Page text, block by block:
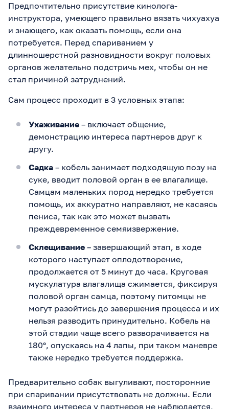
Предпочтительно присутствие кинолога-
инструктора, умеющего правильно вязать чихуахуа
и знающего, как оказать помощь, если она
потребуется. Перед спариванием у
длинношерстной разновидности вокруг половых
органов желательно подстричь мех, чтобы он не
стал причиной затруднений.
Сам процесс проходит в 3 условных этапа:
Ухаживание – включает общение,
демонстрацию интереса партнеров друг к
другу.
Садка – кобель занимает подходящую позу на
суке, вводит половой орган в ее влагалище.
Самцам маленьких пород нередко требуется
помощь, их аккуратно направляют, не касаясь
пениса, так как это может вызвать
преждевременное семяизвержение.
Склещивание – завершающий этап, в ходе
которого наступает оплодотворение,
продолжается от 5 минут до часа. Круговая
мускулатура влагалища сжимается, фиксируя
половой орган самца, поэтому питомцы не
могут разойтись до завершения процесса и их
нельзя разводить принудительно. Кобель на
этой стадии чаще всего разворачивается на
180°, опускаясь на 4 лапы, при таком маневре
также нередко требуется поддержка.
Предварительно собак выгуливают, посторонние
при спаривании присутствовать не должны. Если
взаимного интереса у партнеров не наблюдается,